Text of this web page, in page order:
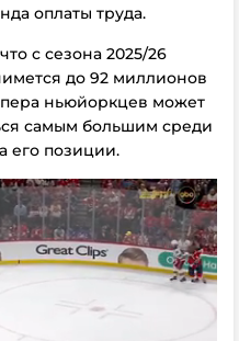
оплаты труда.
с сезона 2025/26
до 92 миллионов
ньюйоркцев может
самым большим среди
его позиции.